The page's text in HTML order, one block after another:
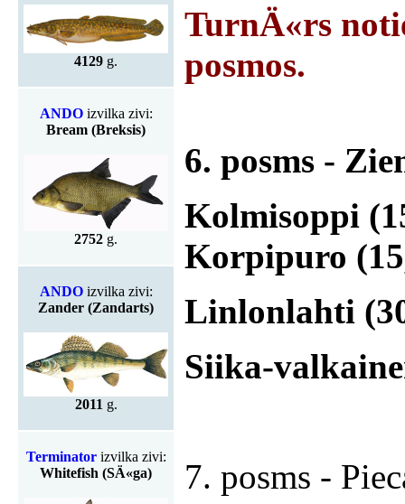
4129 g.
ANDO izvilka zivi:
Bream (Breksis)
2752 g.
ANDO izvilka zivi:
Zander (Zandarts)
2011 g.
Terminator izvilka zivi:
Whitefish (SÄ«ga)
TurnÄ«rs
posmos.
6. posms -
Kolmisoppi
Korpipuro
Linlonlahti
Siika-
7. posms -